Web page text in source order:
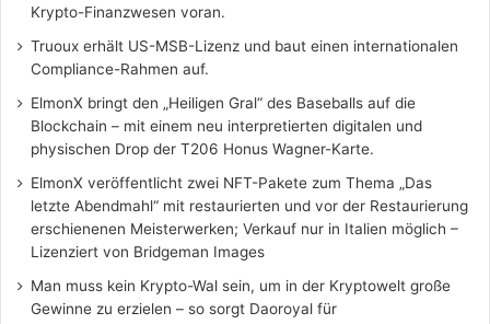
Krypto-Finanzwesen voran.
Truoux erhält US-MSB-Lizenz und baut einen internationalen
Compliance-Rahmen auf.
ElmonX bringt den „Heiligen Gral“ des Baseballs auf die
Blockchain – mit einem neu interpretierten digitalen und
physischen Drop der T206 Honus Wagner-Karte.
ElmonX veröffentlicht zwei NFT-Pakete zum Thema „Das
letzte Abendmahl“ mit restaurierten und vor der Restaurierung
erschienenen Meisterwerken; Verkauf nur in Italien möglich –
Lizenziert von Bridgeman Images
Man muss kein Krypto-Wal sein, um in der Kryptowelt große
Gewinne zu erzielen – so sorgt Daoroyal für